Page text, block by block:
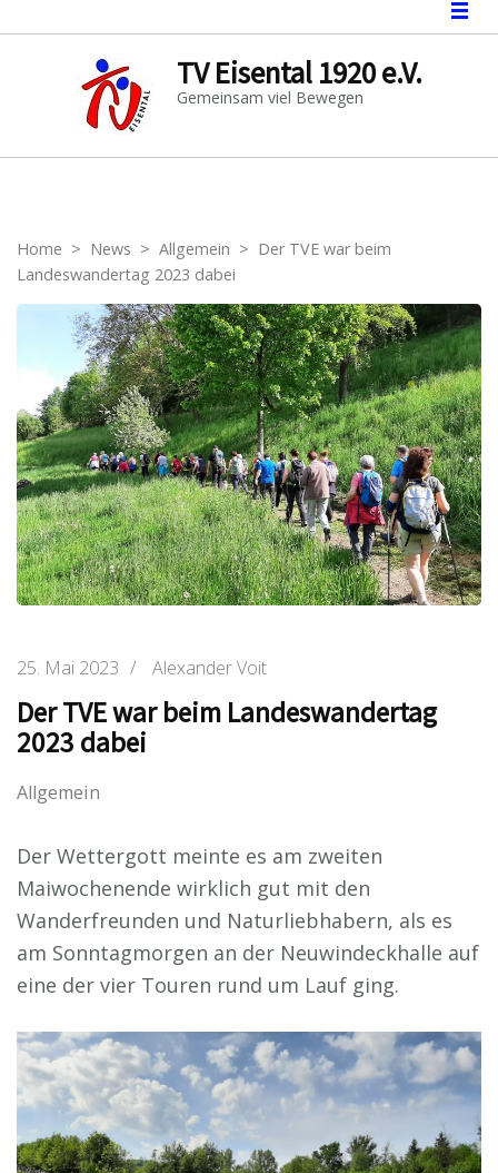
TV Eisental 1920 e.V.
Gemeinsam viel Bewegen
Home > News > Allgemein > Der TVE war beim
Landeswandertag 2023 dabei
25. Mai 2023 / Alexander Voit
Der TVE war beim Landeswandertag
2023 dabei
Allgemein
Der Wettergott meinte es am zweiten
Maiwochenende wirklich gut mit den
Wanderfreunden und Naturliebhabern, als es
am Sonntagmorgen an der Neuwindeckhalle auf
eine der vier Touren rund um Lauf ging.